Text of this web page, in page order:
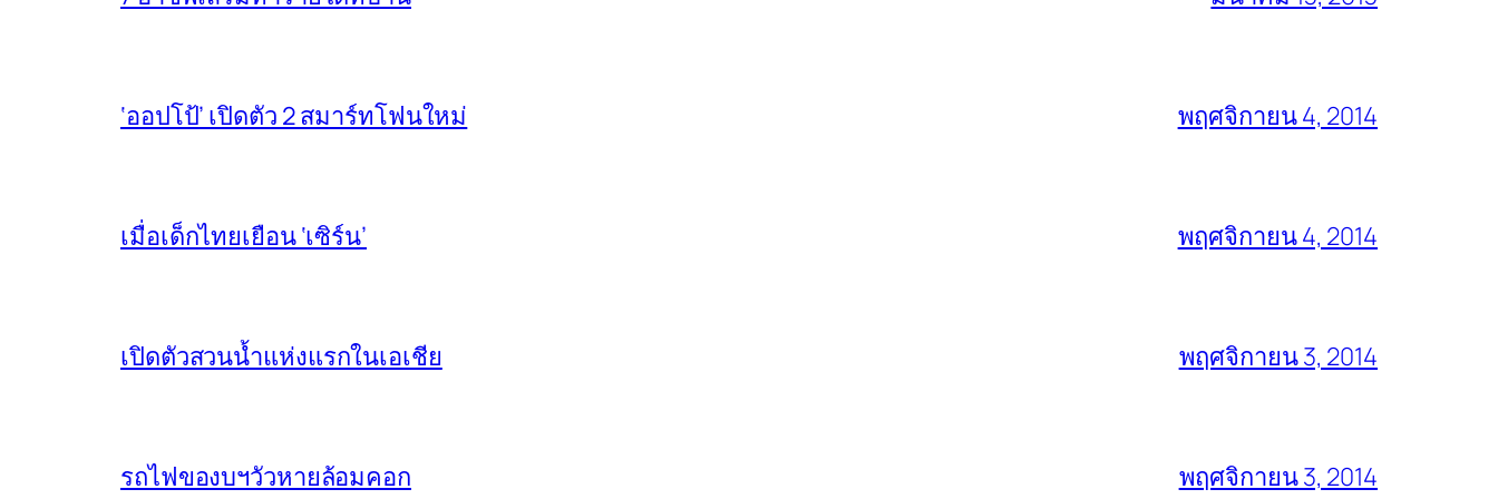
‘ออปโป้’ เปิดตัว 2 สมาร์ทโฟนใหม่ พฤศจิกายน 4, 2014
เมื่อเด็กไทยเยือน ‘เซิร์น’ พฤศจิกายน 4, 2014
เปิดตัวสวนน้ำแห่งแรกในเอเชีย พฤศจิกายน 3, 2014
รถไฟของบฯวัวหายล้อมคอก พฤศจิกายน 3, 2014